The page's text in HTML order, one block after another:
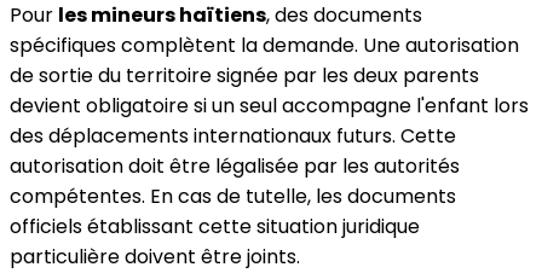
Pour les mineurs haïtiens, des documents
spécifiques complètent la demande. Une autorisation
de sortie du territoire signée par les deux parents
devient obligatoire si un seul accompagne l'enfant lors
des déplacements internationaux futurs. Cette
autorisation doit être légalisée par les autorités
compétentes. En cas de tutelle, les documents
officiels établissant cette situation juridique
particulière doivent être joints.